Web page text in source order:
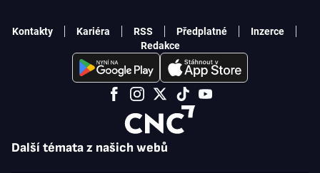
Další témata z našich webů
Kontakty Kariéra RSS Předplatné
Inzerce
Redakce